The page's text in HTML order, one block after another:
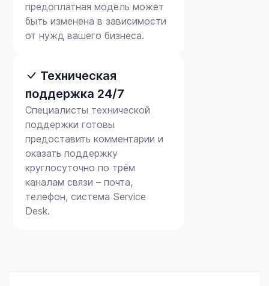
предоплатная модель может
быть изменена в зависимости
от нужд вашего бизнеса.
поддержка 24/7
Специалисты технической
поддержки готовы
предоставить комментарии и
оказать поддержку
круглосуточно по трём
каналам связи – почта,
телефон, система Service
Desk.